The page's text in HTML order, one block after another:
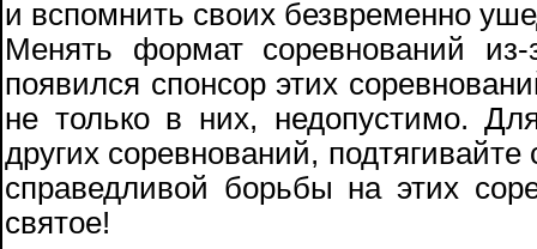
и вспомнить своих безвременно
Менять формат соревнований
появился спонсор этих
не только в них, недопустимо.
других соревнований,
справедливой борьбы на этих
святое!